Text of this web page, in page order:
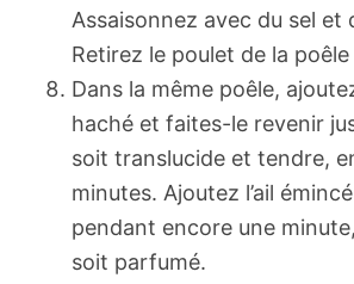
Assaisonnez avec du sel et
Retirez le poulet de la
Dans la même poêle,
haché et faites-le revenir
soit translucide et tendre,
minutes. Ajoutez l’ail
pendant encore une minute,
soit parfumé.